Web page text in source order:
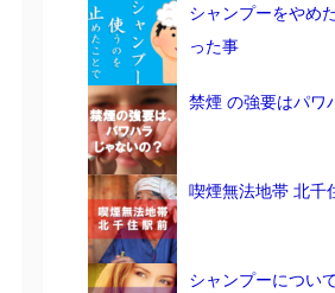
シャンプーをやめ
った事
禁煙 の強要はパワ
喫煙無法地帯 北千
シャンプーについ